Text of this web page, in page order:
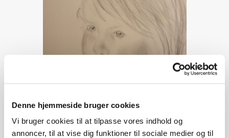
Denne hjemmeside bruger cookies
Vi bruger cookies til at tilpasse vores indhold og
annoncer, til at vise dig funktioner til sociale medier og til